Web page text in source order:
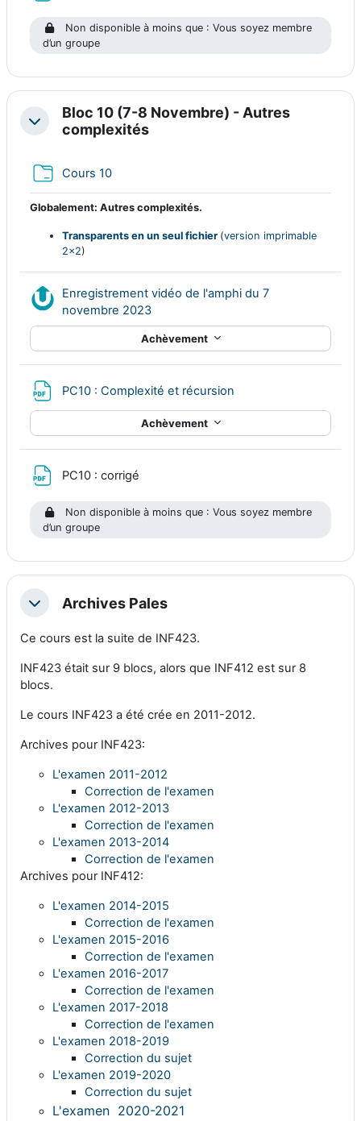
Non disponible à moins que : Vous soyez membre
d’un groupe
Replier
Bloc 10 (7-8 Novembre) - Autres
complexités
Cours 10Dossier
Globalement: Autres complexités.
Transparents en un seul fichier (version imprimable
2x2)
Enregistrement vidéo de l'amphi du 7
novembre 2023Ressource Nudgis
Achèvement
PC10 : Complexité et récursion
Achèvement
PC10 : corrigé
Non disponible à moins que : Vous soyez membre
d’un groupe
ReplierArchives Pales
Ce cours est la suite de INF423.
INF423 était sur 9 blocs, alors que INF412 est sur 8
blocs.
Le cours INF423 a été crée en 2011-2012.
Archives pour INF423:
L'examen 2011-2012
Correction de l'examen
L'examen 2012-2013
Correction de l'examen
L'examen 2013-2014
Correction de l'examen
Archives pour INF412:
L'examen 2014-2015
Correction de l'examen
L'examen 2015-2016
Correction de l'examen
L'examen 2016-2017
Correction de l'examen
L'examen 2017-2018
Correction de l'examen
L'examen 2018-2019
Correction du sujet
L'examen 2019-2020
Correction du sujet
L'examen 2020-2021